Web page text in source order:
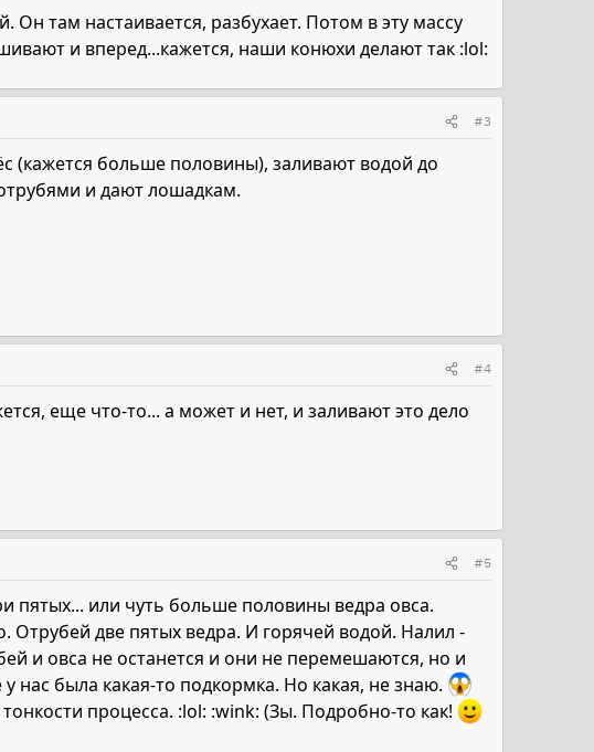
там настаивается, разбухает. Потом в эту массу
и вперед...кажется, наши конюхи делают так :lol:
#3
(кажется больше половины), заливают водой до
и дают лошадкам.
#4
еще что-то... а может и нет, и заливают это дело
#5
пятых... или чуть больше половины ведра овса.
две пятых ведра. И горячей водой. Налил -
и овса не останется и они не перемешаются, но и
была какая-то подкормка. Но какая, не знаю.
процесса. :lol: :wink: (Зы. Подробно-то как!